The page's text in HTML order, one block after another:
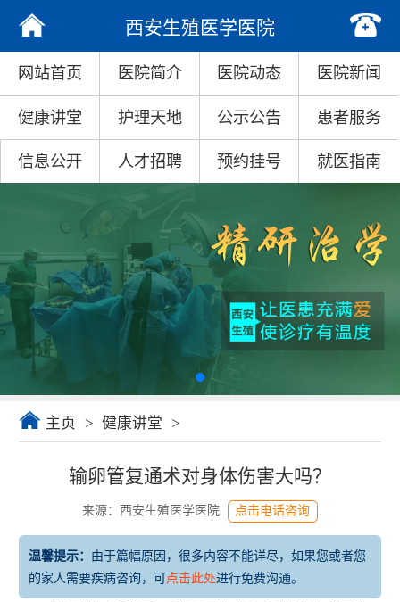
西安生殖医学医院
网站首页 医院简介 医院动态 医院新闻
健康讲堂 护理天地 公示公告 患者服务
信息公开 人才招聘 预约挂号 就医指南
主页 > 健康讲堂 >
输卵管复通术对身体伤害大吗？
来源：西安生殖医学医院 点击电话咨询
温馨提示： 由于篇幅原因，很多内容不能详尽，如果您或者您
的家人需要疾病咨询，可 点击此处进行免费沟通。